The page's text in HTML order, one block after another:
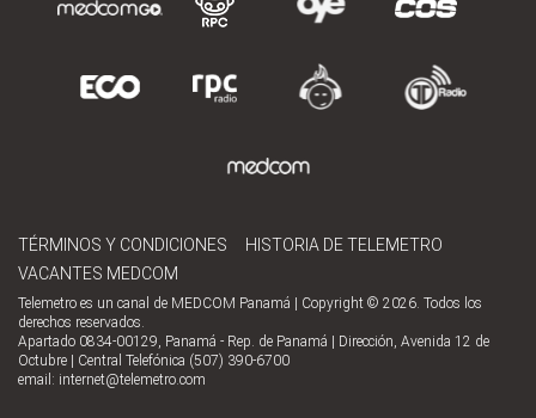
TÉRMINOS Y CONDICIONES
HISTORIA DE TELEMETRO
VACANTES MEDCOM
Telemetro es un canal de MEDCOM Panamá | Copyright © 2026. Todos los
derechos reservados.
Apartado 0834-00129, Panamá - Rep. de Panamá | Dirección, Avenida 12 de
Octubre | Central Telefónica (507) 390-6700
email: internet@telemetro.com